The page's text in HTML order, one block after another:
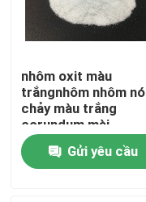
Nhà
Sản phẩm
nhôm oxit màu
trắngnhôm nhôm
chảy màu trắng
corundum mài
trắngnhôm oxit hạt
Gửi yêu cầu